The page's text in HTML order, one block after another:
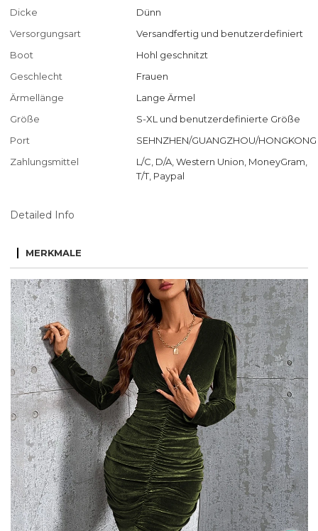
Dicke
Dünn
Versorgungsart
Versandfertig und benutzerdefiniert
Boot
Hohl geschnitzt
Geschlecht
Frauen
Ärmellänge
Lange Ärmel
Größe
S-XL und benutzerdefinierte Größe
Port
SEHNZHEN/GUANGZHOU/HONGKONG
Zahlungsmittel
L/C, D/A, Western Union, MoneyGram,
T/T, Paypal
Detailed Info
MERKMALE